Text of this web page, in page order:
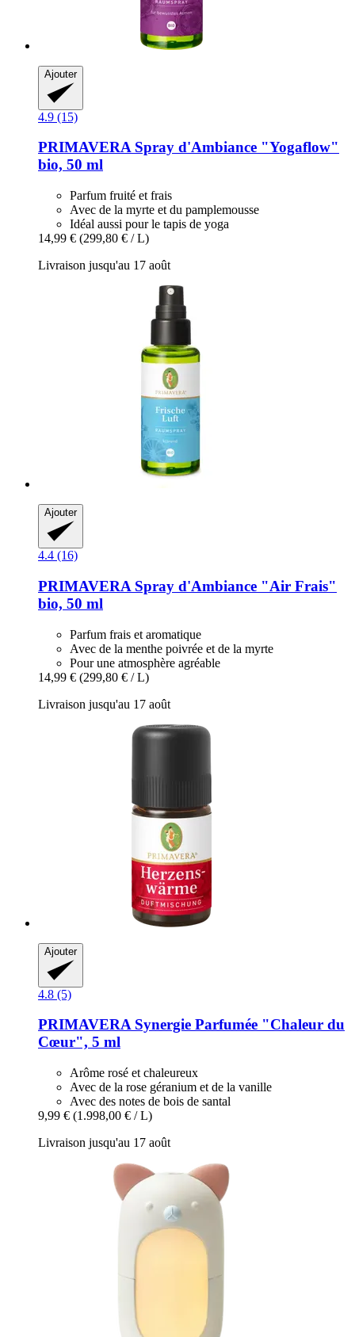
Ajouter
4.9 (15)
PRIMAVERASpray d'Ambiance "Yogaflow"
bio, 50 ml
Parfum fruité et frais
Avec de la myrte et du pamplemousse
Idéal aussi pour le tapis de yoga
14,99 € (299,80 € / L)
Livraison jusqu'au 17 août
Ajouter
4.4 (16)
PRIMAVERA Spray d'Ambiance "Air Frais"
bio, 50 ml
Parfum frais et aromatique
Avec de la menthe poivrée et de la myrte
Pour une atmosphère agréable
14,99 € (299,80 € / L)
Livraison jusqu'au 17 août
Ajouter
4.8 (5)
PRIMAVERASynergie Parfumée "Chaleur du
Cœur", 5 ml
Arôme rosé et chaleureux
Avec de la rose géranium et de la vanille
Avec des notes de bois de santal
9,99 € (1.998,00 € / L)
Livraison jusqu'au 17 août